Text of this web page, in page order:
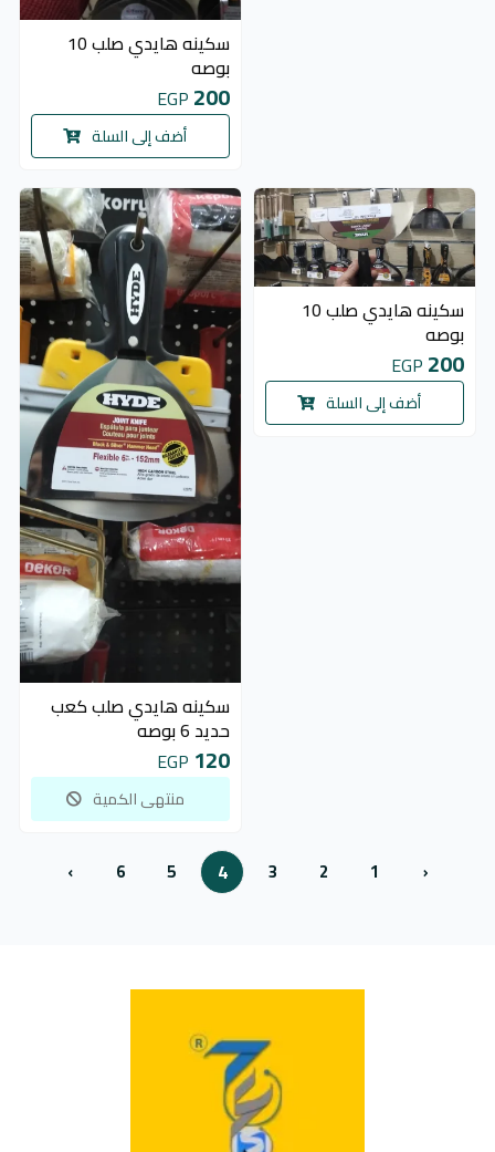
سكينه هايدي صلب 10
بوصه
200
EGP
أضف إلى السلة
سكينه هايدي صلب 10
بوصه
200
EGP
أضف إلى السلة
غير متوفر
سكينه هايدي صلب كعب
حديد 6 بوصه
120
EGP
منتهى الكمية
‹
1
2
3
4
5
6
›